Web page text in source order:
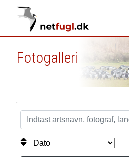
Fotogalleri